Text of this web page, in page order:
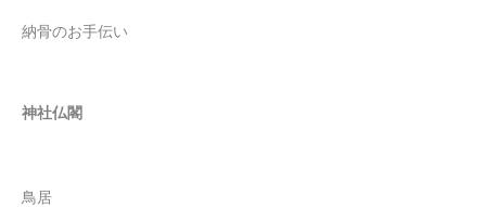
納骨のお手伝い
神社仏閣
鳥居